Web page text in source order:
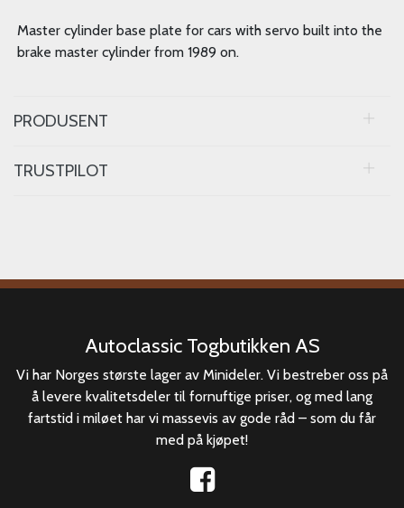
Master cylinder base plate for cars with servo built into the
brake master cylinder from 1989 on.
PRODUSENT
TRUSTPILOT
Autoclassic Togbutikken AS
Vi har Norges største lager av Minideler. Vi bestreber oss på
å levere kvalitetsdeler til fornuftige priser, og med lang
fartstid i miløet har vi massevis av gode råd – som du får
med på kjøpet!